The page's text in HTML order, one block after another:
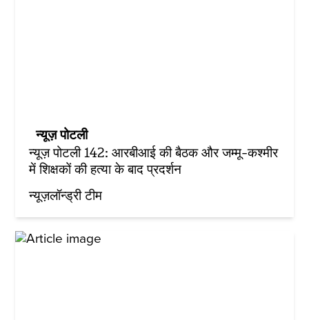
न्यूज़ पोटली
न्यूज़ पोटली 142: आरबीआई की बैठक और जम्मू-कश्मीर
में शिक्षकों की हत्या के बाद प्रदर्शन
न्यूज़लॉन्ड्री टीम